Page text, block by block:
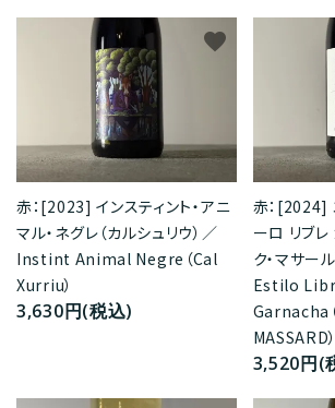
赤：[2023] インスティント・アニ
マル・ネグレ（カルシュリウ）／
Instint Animal Negre（Cal
Xurriu）
3,630円(税込)
favorite
赤：[2024]
ーロ リブレ
ク・マサー
Estilo
Garnacha
MASSARD）
3,520円(